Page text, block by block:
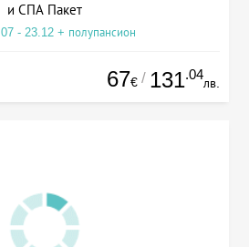
и СПА Пакет
- 23.12 + полупансион
67€ / 131.04
лв.